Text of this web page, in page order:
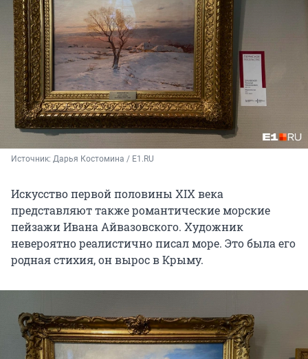
Источник: Дарья Костомина / E1.RU
Искусство первой половины XIX века
представляют также романтические морские
пейзажи Ивана Айвазовского. Художник
невероятно реалистично писал море. Это была его
родная стихия, он вырос в Крыму.